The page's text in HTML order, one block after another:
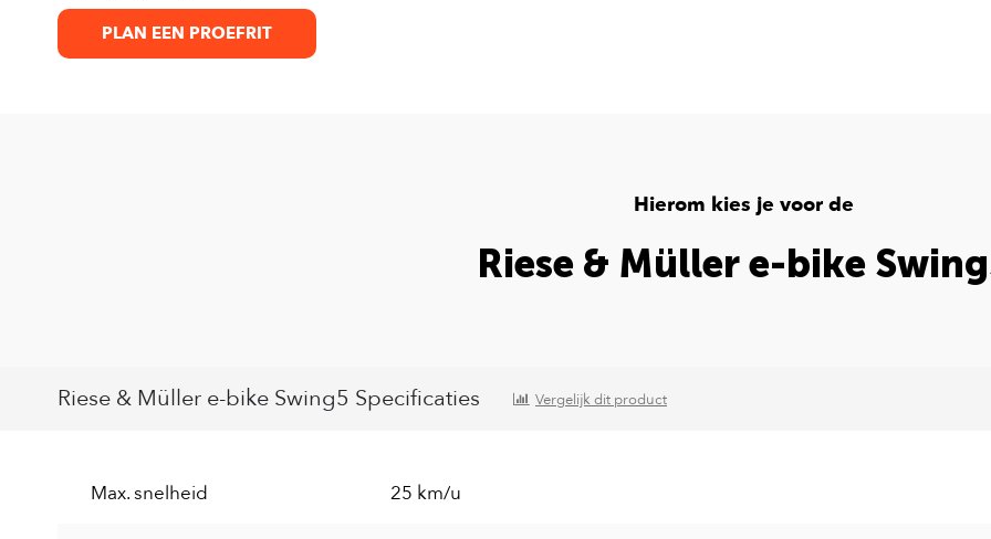
PLAN EEN PROEFRIT
Hierom kies je voor de
Riese & Müller e-bike
Riese & Müller e-bike Swing5 Specificaties Vergelijk dit product
Max. snelheid 25 km/u